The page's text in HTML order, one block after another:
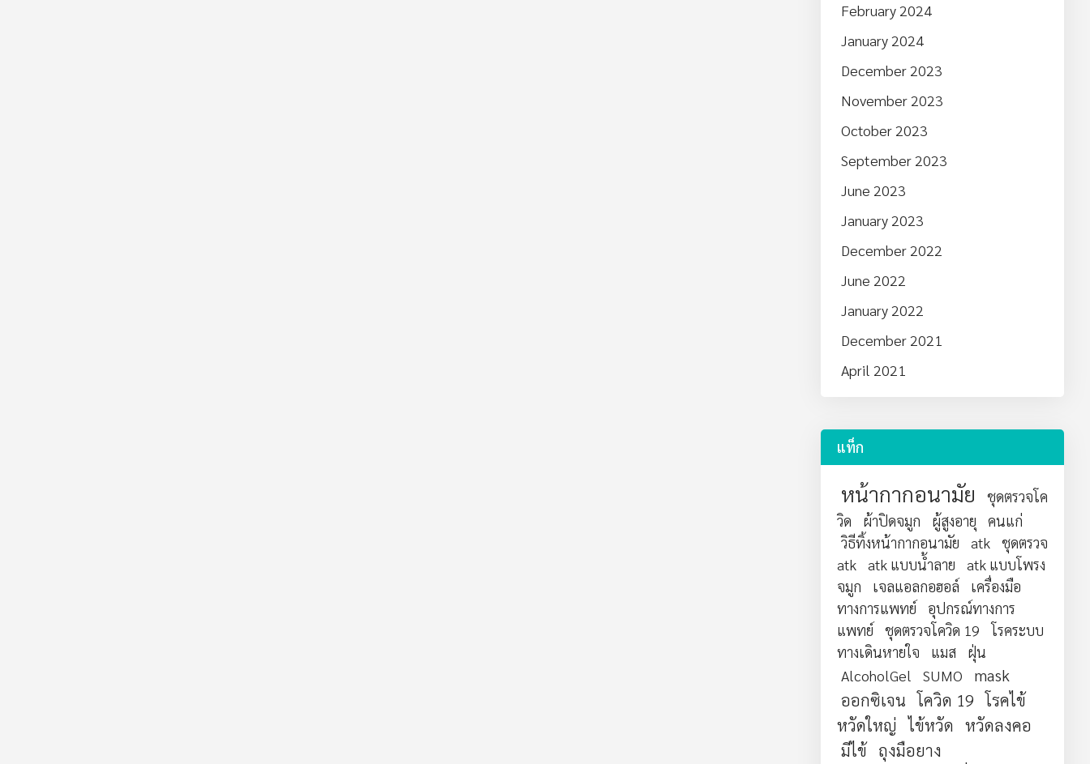
February 2024
January 2024
December 2023
November 2023
October 2023
September 2023
June 2023
January 2023
December 2022
June 2022
January 2022
December 2021
April 2021
แท็ก
หน้ากากอนามัย
ชุดตรวจโค
วิด
ผ้าปิดจมูก ผู้สูงอายุ
คนแก่
วิธีทิ้งหน้ากากอนามัย
atk
ชุดตรวจ
atk
atk แบบน้ำลาย
atk แบบโพรง
จมูก
เจลแอลกอฮอล์
เครื่องมือ
ทางการแพทย์
อุปกรณ์ทางการ
แพทย์
ชุดตรวจโควิด 19
โรคระบบ
ทางเดินหายใจ
แมส
ฝุ่น
AlcoholGel
SUMO
mask
ออกซิเจน โควิด 19 โรคไข้
หวัดใหญ่
ไข้หวัด
หวัดลงคอ
มีไข้ ถุงมือยาง